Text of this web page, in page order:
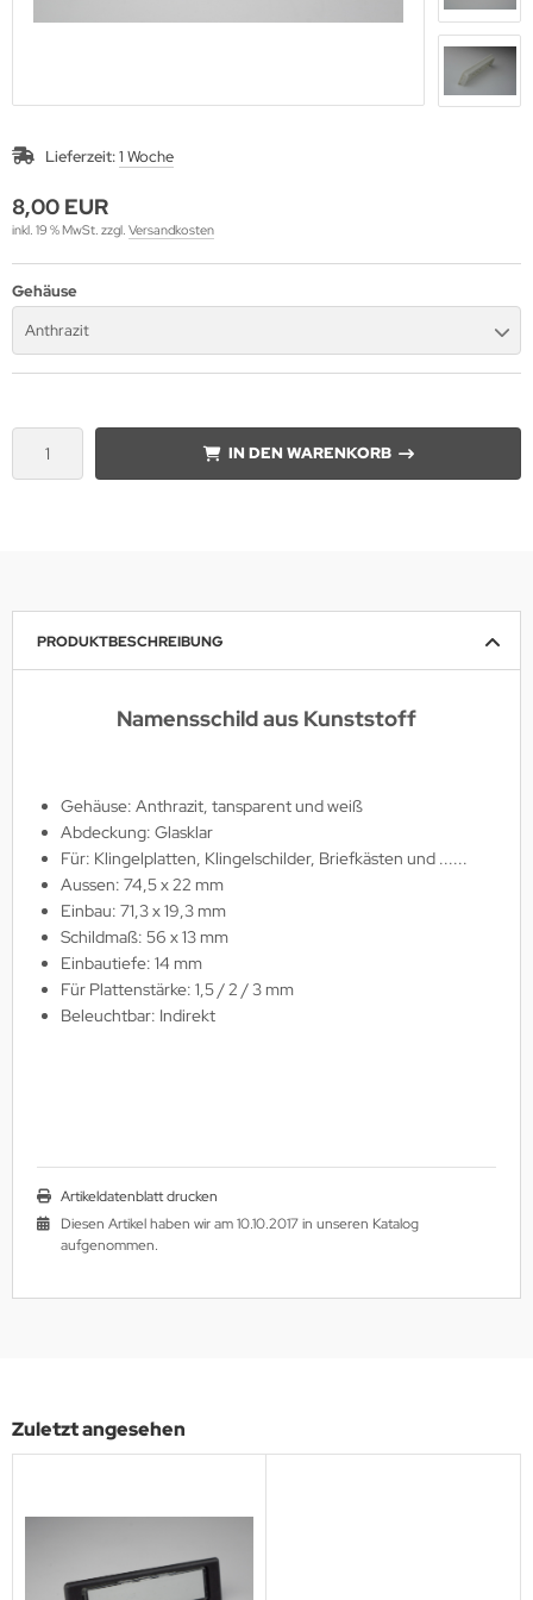
Lieferzeit:1 Woche
8,00 EUR
inkl. 19 % MwSt. zzgl. Versandkosten
Gehäuse
Anthrazit
IN DEN WARENKORB
PRODUKTBESCHREIBUNG
Namensschild aus Kunststoff
Gehäuse: Anthrazit, tansparent und weiß
Abdeckung: Glasklar
Für: Klingelplatten, Klingelschilder, Briefkästen und ......
Aussen: 74,5 x 22 mm
Einbau: 71,3 x 19,3 mm
Schildmaß: 56 x 13 mm
Einbautiefe: 14 mm
Für Plattenstärke: 1,5 / 2 / 3 mm
Beleuchtbar: Indirekt
Artikeldatenblatt drucken
Diesen Artikel haben wir am 10.10.2017 in unseren Katalog
aufgenommen.
Zuletzt angesehen